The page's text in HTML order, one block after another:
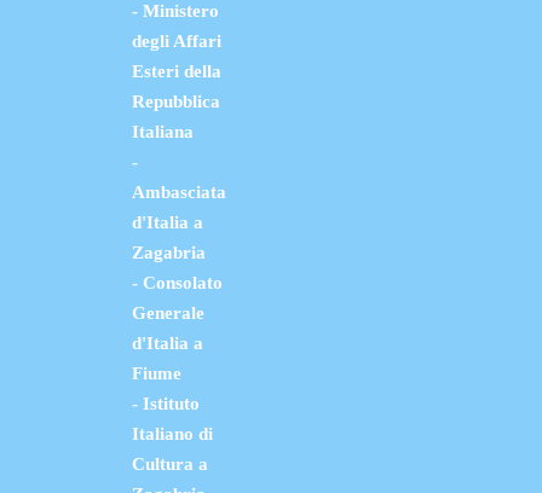
- Ministero
degli Affari
Esteri della
Repubblica
Italiana
-
Ambasciata
d'Italia a
Zagabria
- Consolato
Generale
d'Italia a
Fiume
- Istituto
Italiano di
Cultura a